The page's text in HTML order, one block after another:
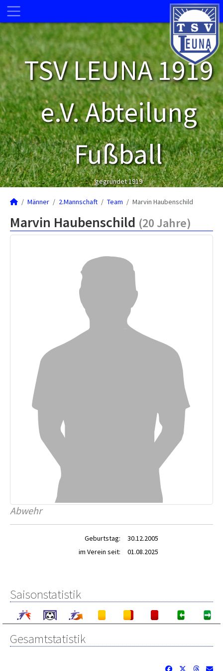
TSV LEUNA 1919
e.V. Abteilung
Fußball
gegründet 1919
Männer 2.Mannschaft Team Marvin Haubenschild
Marvin Haubenschild (20 Jahre)
Abwehr
Geburtstag:
30.12.2005
im Verein seit:
01.08.2025
Saisonstatistik
Gesamtstatistik